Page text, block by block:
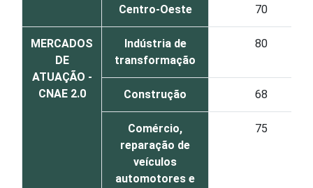
Centro-Oeste 70
MERCADOS
DE
ATUAÇÃO -
CNAE 2.0
Indústria de
transformação
80
Construção 68
Comércio,
reparação de
veículos
automotores e
75